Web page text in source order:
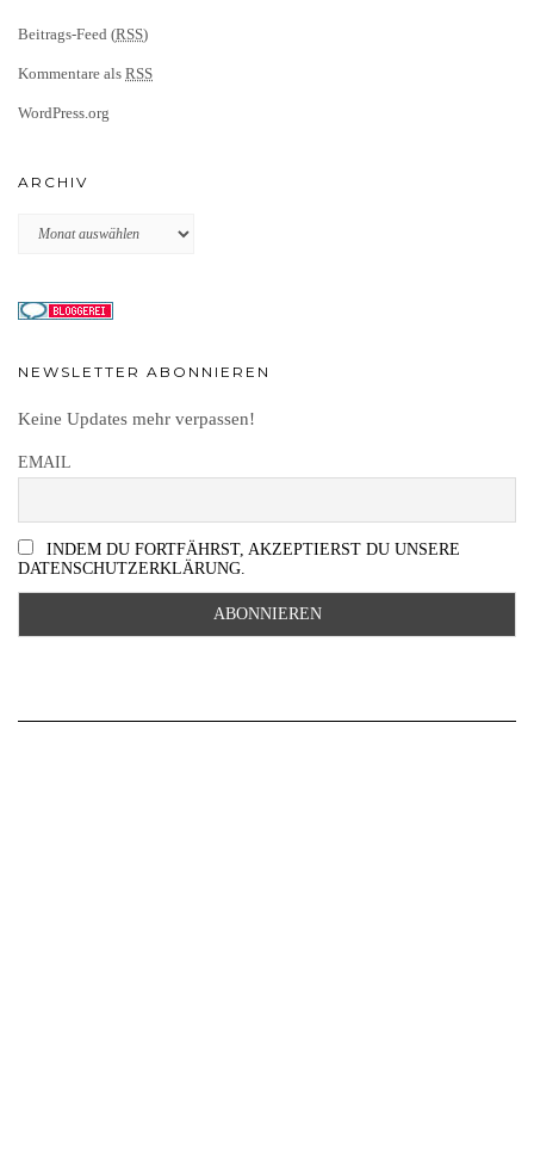
Beitrags-Feed (RSS)
Kommentare als RSS
WordPress.org
ARCHIV
Archiv
NEWSLETTER ABONNIEREN
Keine Updates mehr verpassen!
EMAIL
INDEM DU FORTFÄHRST, AKZEPTIERST DU UNSERE
DATENSCHUTZERKLÄRUNG.